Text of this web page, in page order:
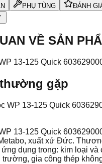
PHỤ TÙNG ĐÁNH
VỀ SẢN
13-125 Quick
gặp
WP 13-125 Quick
13-125 Quick
xuất xứ Đức.
dụng trong: kim loại và
gia công thép